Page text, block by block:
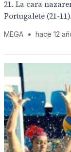
21. La cara
Portugalete (21-11).
MEGA • hace 12